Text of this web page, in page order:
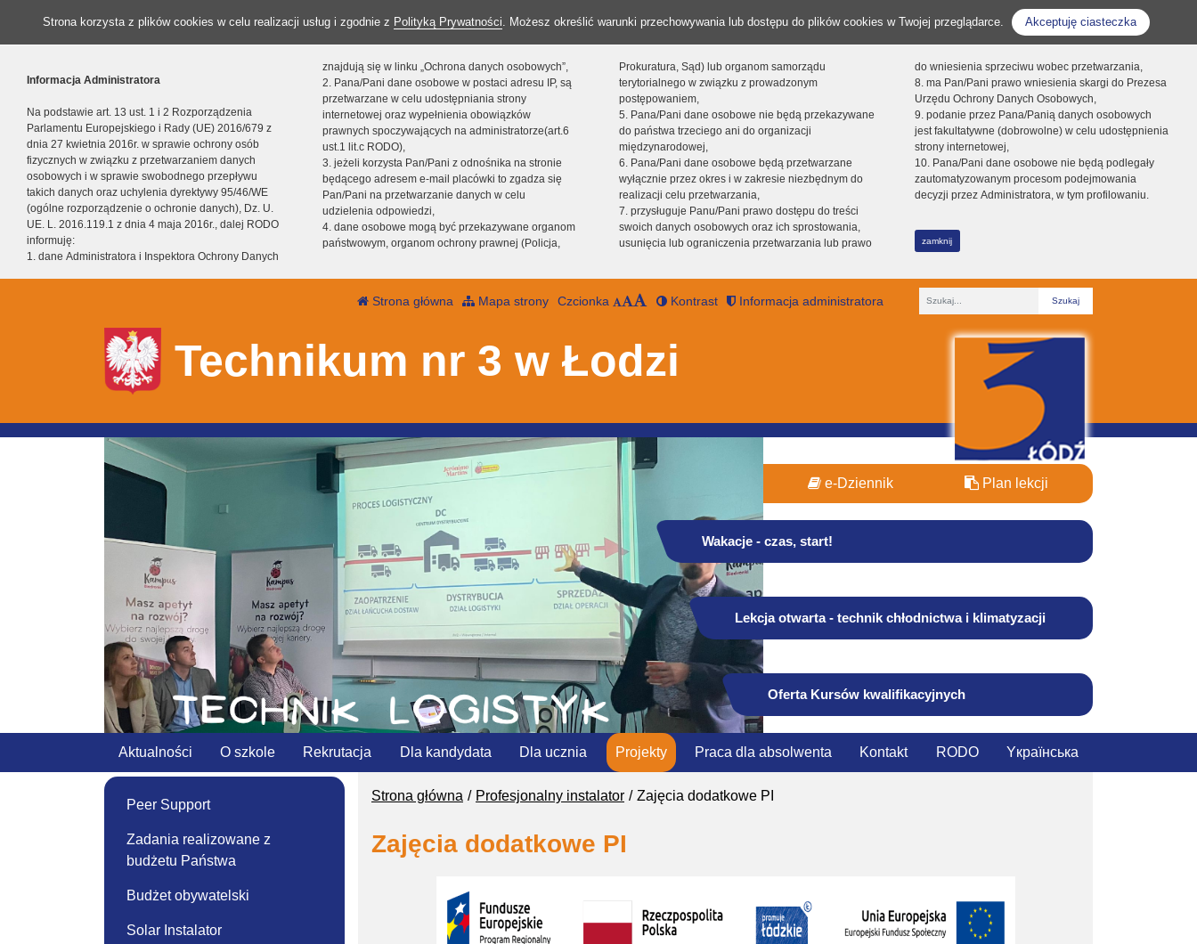
Strona korzysta z plików cookies w celu realizacji usług i zgodnie z Polityką Prywatności. Możesz określić warunki przechowywania lub dostępu do plików cookies w Twojej przeglądarce. Akceptuję ciasteczka
Informacja Administratora
Na podstawie art. 13 ust. 1 i 2 Rozporządzenia
Parlamentu Europejskiego i Rady (UE) 2016/679 z
dnia 27 kwietnia 2016r. w sprawie ochrony osób
fizycznych w związku z przetwarzaniem danych
osobowych i w sprawie swobodnego przepływu
takich danych oraz uchylenia dyrektywy 95/46/WE
(ogólne rozporządzenie o ochronie danych), Dz. U.
UE. L. 2016.119.1 z dnia 4 maja 2016r., dalej RODO
informuję:
1. dane Administratora i Inspektora Ochrony Danych
znajdują się w linku „Ochrona danych osobowych”,
2. Pana/Pani dane osobowe w postaci adresu IP, są
przetwarzane w celu udostępniania strony
internetowej oraz wypełnienia obowiązków
prawnych spoczywających na administratorze(art.6
ust.1 lit.c RODO),
3. jeżeli korzysta Pan/Pani z odnośnika na stronie
będącego adresem e-mail placówki to zgadza się
Pan/Pani na przetwarzanie danych w celu
udzielenia odpowiedzi,
4. dane osobowe mogą być przekazywane organom
państwowym, organom ochrony prawnej (Policja,
Prokuratura, Sąd) lub organom samorządu
terytorialnego w związku z prowadzonym
postępowaniem,
5. Pana/Pani dane osobowe nie będą przekazywane
do państwa trzeciego ani do organizacji
międzynarodowej,
6. Pana/Pani dane osobowe będą przetwarzane
wyłącznie przez okres i w zakresie niezbędnym do
realizacji celu przetwarzania,
7. przysługuje Panu/Pani prawo dostępu do treści
swoich danych osobowych oraz ich sprostowania,
usunięcia lub ograniczenia przetwarzania lub prawo
do wniesienia sprzeciwu wobec przetwarzania,
8. ma Pan/Pani prawo wniesienia skargi do Prezesa
Urzędu Ochrony Danych Osobowych,
9. podanie przez Pana/Panią danych osobowych
jest fakultatywne (dobrowolne) w celu udostępnienia
strony internetowej,
10. Pana/Pani dane osobowe nie będą podlegały
zautomatyzowanym procesom podejmowania
decyzji przez Administratora, w tym profilowaniu.
zamknij
Strona główna Mapa strony Czcionka Kontrast Informacja administratora
Fraza
Technikum nr 3 w Łodzi
e-Dziennik Plan lekcji
Wakacje - czas, start!
Lekcja otwarta - technik chłodnictwa i klimatyzacji
Oferta Kursów kwalifikacyjnych
Aktualności O szkole Rekrutacja Dla kandydata Dla ucznia Projekty Praca dla absolwenta Kontakt RODO Yкраїнська
Strona główna Profesjonalny instalator Zajęcia dodatkowe PI
Zajęcia dodatkowe PI
Peer Support
Zadania realizowane z
budżetu Państwa
Budżet obywatelski
Solar Instalator